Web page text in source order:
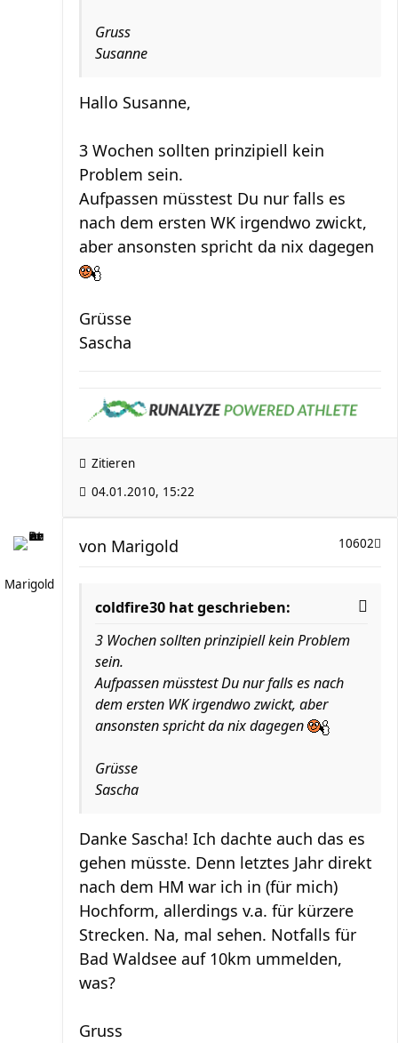
Gruss
Susanne
Hallo Susanne,
3 Wochen sollten prinzipiell kein
Problem sein.
Aufpassen müsstest Du nur falls es
nach dem ersten WK irgendwo zwickt,
aber ansonsten spricht da nix dagegen
Grüsse
Sascha
Zitieren
04.01.2010, 15:22
Marigold
10602
von Marigold
coldfire30 hat geschrieben:
3 Wochen sollten prinzipiell kein Problem
sein.
Aufpassen müsstest Du nur falls es nach
dem ersten WK irgendwo zwickt, aber
ansonsten spricht da nix dagegen
Grüsse
Sascha
Danke Sascha! Ich dachte auch das es
gehen müsste. Denn letztes Jahr direkt
nach dem HM war ich in (für mich)
Hochform, allerdings v.a. für kürzere
Strecken. Na, mal sehen. Notfalls für
Bad Waldsee auf 10km ummelden,
was?
Gruss